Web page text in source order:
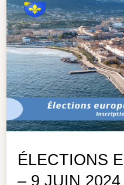
ÉLECTIONS
– 9 JUIN 2024